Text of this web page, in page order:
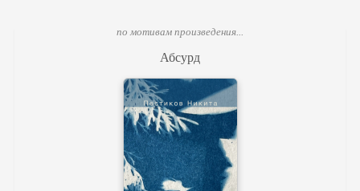
по мотивам произведения...
Абсурд